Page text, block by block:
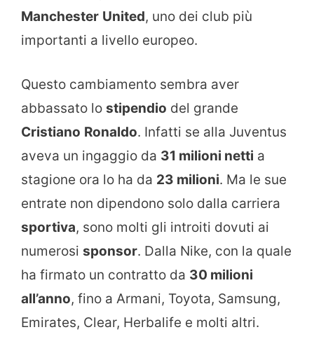
Manchester United, uno dei club più
importanti a livello europeo.
Questo cambiamento sembra aver
abbassato lo stipendio del grande
Cristiano Ronaldo. Infatti se alla Juventus
aveva un ingaggio da 31 milioni netti a
stagione ora lo ha da 23 milioni. Ma le sue
entrate non dipendono solo dalla carriera
sportiva, sono molti gli introiti dovuti ai
numerosi sponsor. Dalla Nike, con la quale
ha firmato un contratto da 30 milioni
all’anno, fino a Armani, Toyota, Samsung,
Emirates, Clear, Herbalife e molti altri.